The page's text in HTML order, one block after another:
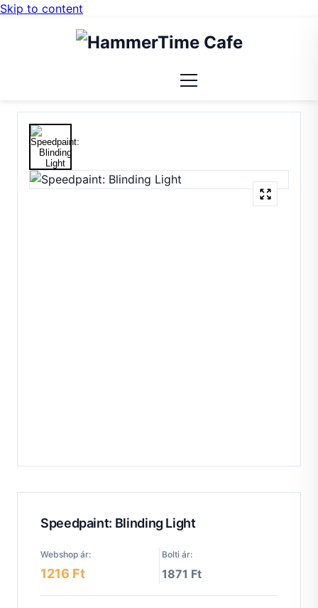
Skip to content
Speedpaint: Blinding Light
Webshop ár: Bolti ár:
1216 Ft 1871 Ft